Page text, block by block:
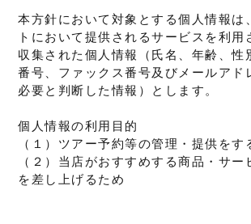
本方針において対象とする個人情報は
トにおいて提供されるサービスを利用
収集された個人情報（氏名、年齢、性
番号、ファックス番号及びメールアド
必要と判断した情報）とします。
個人情報の利用目的
（１）ツアー予約等の管理・提供をす
（２）当店がおすすめする商品・サー
を差し上げるため